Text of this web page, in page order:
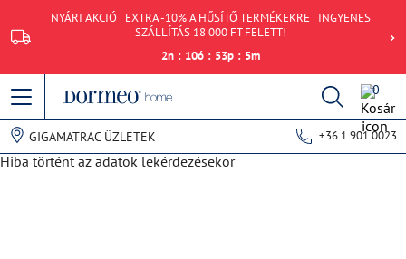
NYÁRI AKCIÓ | EXTRA -10% A HŰSÍTŐ TERMÉKEKRE | INGYENES
SZÁLLÍTÁS 18 000 FT FELETT!
2n : 10ó : 53p : 5m
0
GIGAMATRAC ÜZLETEK +36 1 901 0023
Hiba történt az adatok lekérdezésekor